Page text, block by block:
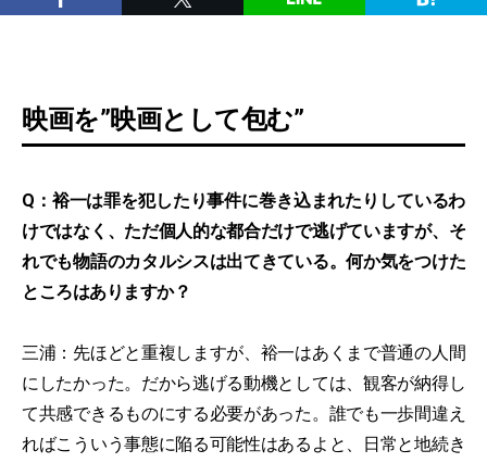
映画を”映画として包む”
Q：裕一は罪を犯したり事件に巻き込まれたりしているわ
けではなく、ただ個人的な都合だけで逃げていますが、そ
れでも物語のカタルシスは出てきている。何か気をつけた
ところはありますか？
三浦：先ほどと重複しますが、裕一はあくまで普通の人間
にしたかった。だから逃げる動機としては、観客が納得し
て共感できるものにする必要があった。誰でも一歩間違え
ればこういう事態に陥る可能性はあるよと、日常と地続き